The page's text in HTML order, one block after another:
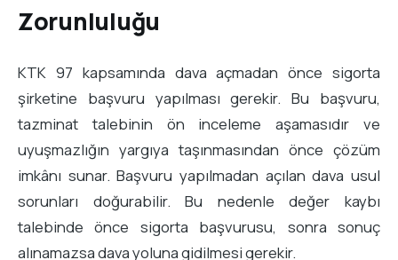
Zorunluluğu
KTK 97 kapsamında dava açmadan önce sigorta
şirketine başvuru yapılması gerekir. Bu başvuru,
tazminat talebinin ön inceleme aşamasıdır ve
uyuşmazlığın yargıya taşınmasından önce çözüm
imkânı sunar. Başvuru yapılmadan açılan dava usul
sorunları doğurabilir. Bu nedenle değer kaybı
talebinde önce sigorta başvurusu, sonra sonuç
alınamazsa dava yoluna gidilmesi gerekir.